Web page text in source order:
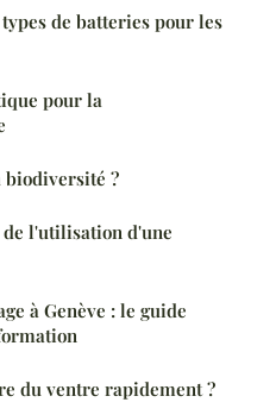
de batteries pour les
pour la
?
de l'utilisation d'une
à Genève : le guide
du ventre rapidement ?